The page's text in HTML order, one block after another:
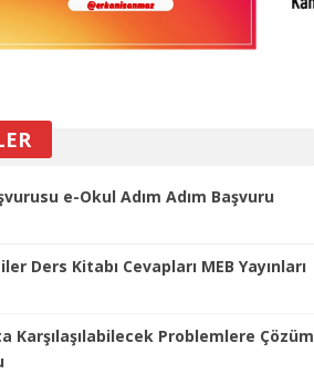
e-Okul Adım Adım Başvuru
Ders Kitabı Cevapları MEB Yayınları
Karşılaşılabilecek Problemlere Çözüm